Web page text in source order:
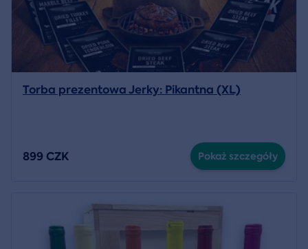
Torba prezentowa Jerky: Pikantna (XL)
899 CZK Pokaż szczegóły